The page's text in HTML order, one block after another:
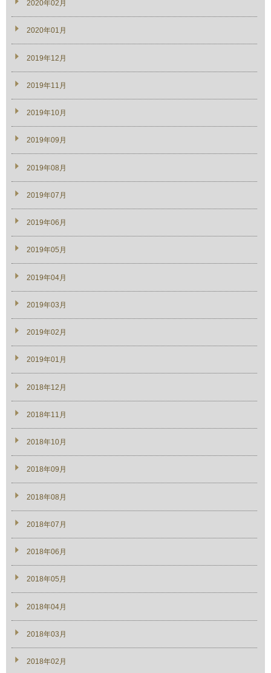
2020年02月
2020年01月
2019年12月
2019年11月
2019年10月
2019年09月
2019年08月
2019年07月
2019年06月
2019年05月
2019年04月
2019年03月
2019年02月
2019年01月
2018年12月
2018年11月
2018年10月
2018年09月
2018年08月
2018年07月
2018年06月
2018年05月
2018年04月
2018年03月
2018年02月